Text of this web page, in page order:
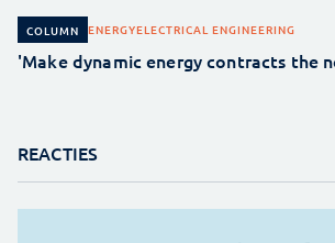
COLUMN ENERGYELECTRICAL ENGINEERING
'Make dynamic energy contracts the
REACTIES